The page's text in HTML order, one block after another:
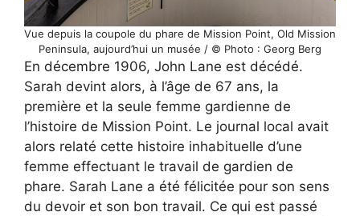
Vue depuis la coupole du phare de Mission Point, Old Mission
Peninsula, aujourd’hui un musée / © Photo : Georg Berg
En décembre 1906, John Lane est décédé.
Sarah devint alors, à l’âge de 67 ans, la
première et la seule femme gardienne de
l’histoire de Mission Point. Le journal local avait
alors relaté cette histoire inhabituelle d’une
femme effectuant le travail de gardien de
phare. Sarah Lane a été félicitée pour son sens
du devoir et son bon travail. Ce qui est passé